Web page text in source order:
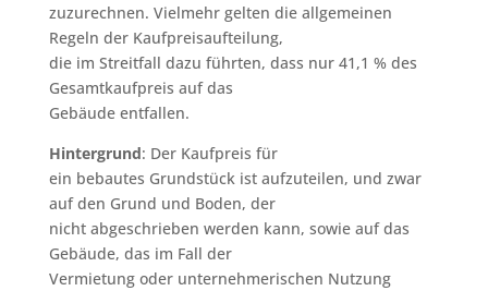
zuzurechnen. Vielmehr gelten die allgemeinen
Regeln der Kaufpreisaufteilung,
die im Streitfall dazu führten, dass nur 41,1 % des
Gesamtkaufpreis auf das
Gebäude entfallen.
Hintergrund: Der Kaufpreis für
ein bebautes Grundstück ist aufzuteilen, und zwar
auf den Grund und Boden, der
nicht abgeschrieben werden kann, sowie auf das
Gebäude, das im Fall der
Vermietung oder unternehmerischen Nutzung